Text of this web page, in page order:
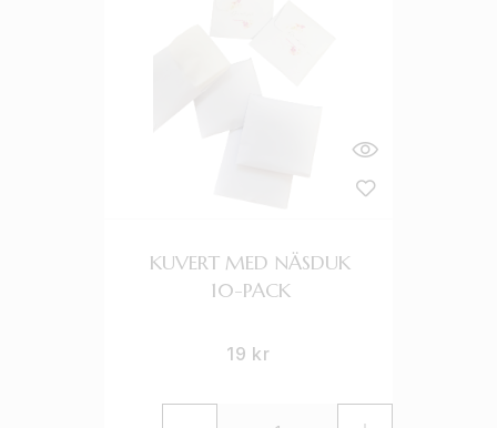
KUVERT MED NÄSDUK
10-PACK
19 kr